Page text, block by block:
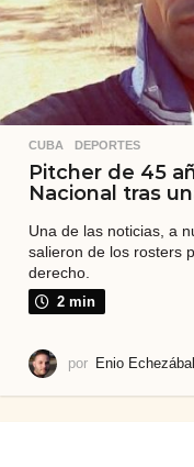
CUBA ,DEPORTES
Pitcher de 45
Nacional tras
Una de las noticias, a
salieron de los rosters
derecho.
2 min
por Enio